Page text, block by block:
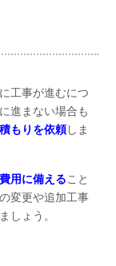
工事が進むにつ
進まない場合も
もりを依頼しま
用に備えること
変更や追加工事
しょう。